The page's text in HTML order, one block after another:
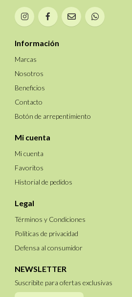
Información
Marcas
Nosotros
Beneficios
Contacto
Botón de arrepentimiento
Mi cuenta
Mi cuenta
Favoritos
Historial de pedidos
Legal
Términos y Condiciones
Políticas de privacidad
Defensa al consumidor
NEWSLETTER
Suscribite para ofertas exclusivas